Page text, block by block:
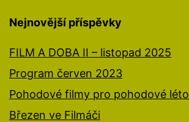
Nejnovější příspěvky
FILM A DOBA II – listopad 2025
Program červen 2023
Pohodové filmy pro pohodové léto
Březen ve Filmáči